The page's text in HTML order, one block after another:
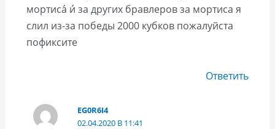
мортиса́ и́ за других бравлеров за мортиса я
слил из-за победы 2000 кубков пожалуйста
пофиксите
Ответить
EG0R6I4
02.04.2020 В 11:41